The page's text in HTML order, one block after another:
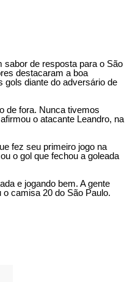
sabor de resposta para o São
destacaram a boa
gols diante do adversário de
de fora. Nunca tivemos
o atacante Leandro, na
fez seu primeiro jogo na
o gol que fechou a goleada
e jogando bem. A gente
camisa 20 do São Paulo.